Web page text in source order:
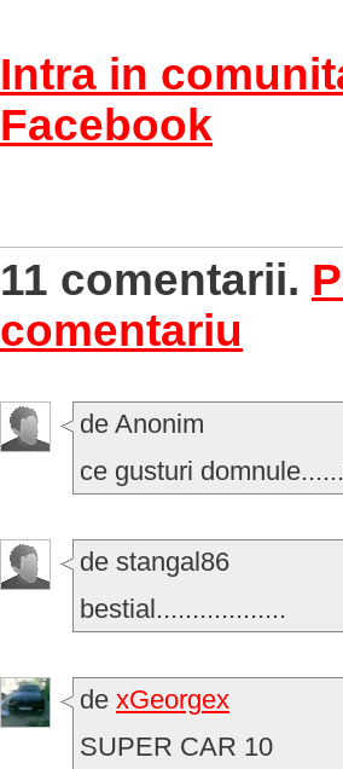
Intra in
Facebook
11 comentarii.
comentariu
de Anonim
ce gusturi
de stangal86
bestial..................
de xGeorgex
SUPER CAR 10